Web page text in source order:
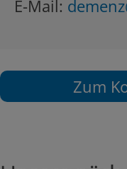
E-Mail:
Zum